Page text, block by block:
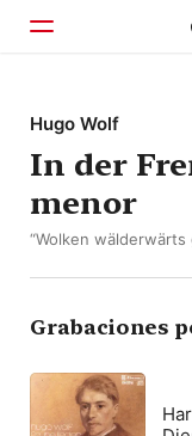
Inicio
Explorar
Buscar
Hugo Wolf
In der
menor
“Wolken wälderwärts
Grabaciones